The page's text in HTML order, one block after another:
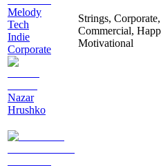
Melody
Tech
Indie
Corporate
Nazar
Hrushko
Strings, Corporate,
Commercial,
Motivational